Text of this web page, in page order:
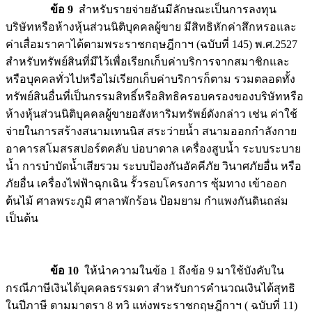
ข้อ 9 สำหรับรายจ่ายอันมีลักษณะเป็นการลงทุน
บริษัทหรือห้างหุ้นส่วนนิติบุคคลผู้ขาย มีสิทธิหักค่าสึกหรอและ
ค่าเสื่อมราคาได้ตามพระราชกฤษฎีกาฯ (ฉบับที่ 145) พ.ศ.2527
สำหรับทรัพย์สินที่มีไว้เพื่อเรียกเก็บค่าบริการจากสมาชิกและ
หรือบุคคลทั่วไปหรือไม่เรียกเก็บค่าบริการก็ตาม รวมตลอดทั้ง
ทรัพย์สินอื่นที่เป็นกรรมสิทธิ์หรือสิทธิครอบครองของบริษัทหรือ
ห้างหุ้นส่วนนิติบุคคลผู้ขายอสังหาริมทรัพย์ดังกล่าว เช่น ค่าใช้
จ่ายในการสร้างสนามเทนนิส สระว่ายน้ำ สนามออกกำลังกาย
อาคารสโมสรสปอร์ตคลับ บ่อบาดาล เครื่องสูบน้ำ ระบบระบาย
น้ำ การบำบัดน้ำเสียรวม ระบบป้องกันอัคคีภัย วินาศภัยอื่น หรือ
ภัยอื่น เครื่องไฟฟ้าฉุกเฉิน รั้วรอบโครงการ ซุ้มทาง เข้าออก
ต้นไม้ ศาลพระภูมิ ศาลาพักร้อน ป้อมยาม กำแพงกันดินถล่ม
เป็นต้น
ข้อ 10 ให้นำความในข้อ 1 ถึงข้อ 9 มาใช้บังคับใน
กรณีภาษีเงินได้บุคคลธรรมดา สำหรับการคำนวณเงินได้สุทธิ
ในปีภาษี ตามมาตรา 8 ทวิ แห่งพระราชกฤษฎีกาฯ ( ฉบับที่ 11)